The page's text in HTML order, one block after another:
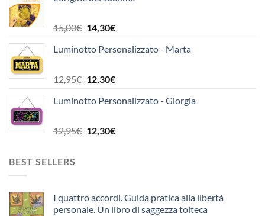
14,90€.14,20€.
15,00€ Il
originale
15,00€.
14,30€Il
attuale
14,30€.
Luminotto Personalizzato - Marta
12,95€ Il
originale
12,95€.
12,30€Il
attuale
12,30€.
Luminotto Personalizzato - Giorgia
12,95€ Il
12,30€Il
BEST SELLERS
I quattro accordi. Guida pratica alla libertà
personale. Un libro di saggezza tolteca